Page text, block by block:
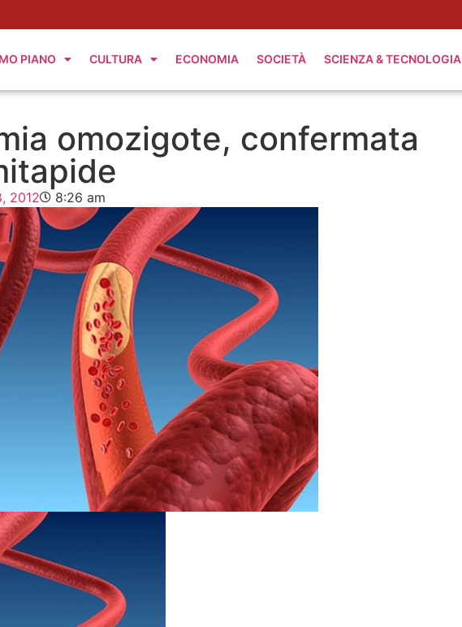
PIANO CULTURA ECONOMIA SOCIETÀ SCIENZA & TECNOLOGIA
omozigote, confermata
2012 8:26 am